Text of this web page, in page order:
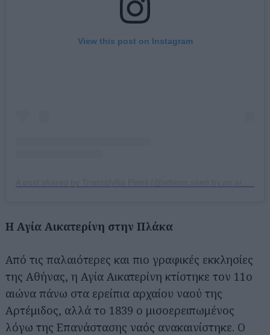
View this post on Instagram
Η Αγία Αικατερίνη στην Πλάκα
Από τις παλαιότερες και πιο γραφικές εκκλησίες
της Αθήνας, η Αγία Αικατερίνη κτίστηκε τον 11ο
αιώνα πάνω στα ερείπια αρχαίου ναού της
Αρτέμιδος, αλλά το 1839 ο μισοερειπωμένος
λόγω της Επανάστασης ναός ανακαινίστηκε. Ο